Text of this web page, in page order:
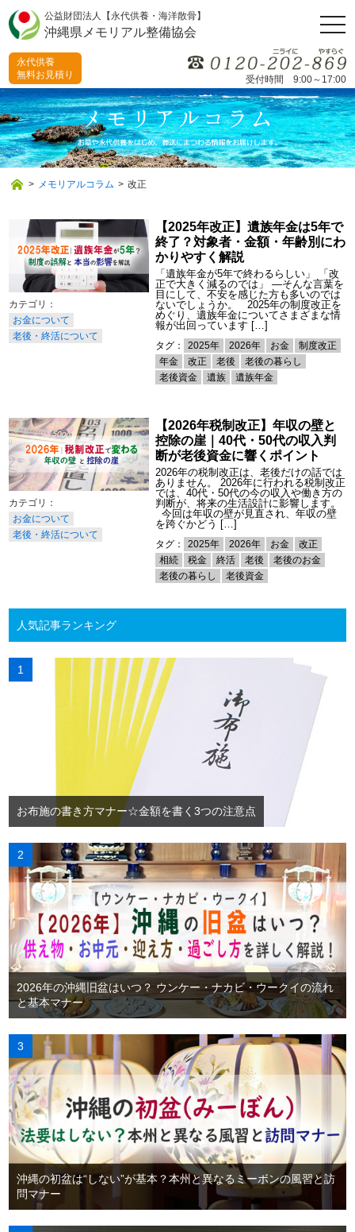
公益財団法人【永代供養・海洋散骨】
沖縄県メモリアル整備協会
受付時間 9:00～17:00
永代供養
無料お見積り
> メモリアルコラム > 改正
お金について
老後・終活について
【2025年改正】遺族年金は5年で
終了？対象者・金額・年齢別にわ
かりやすく解説
「遺族年金が5年で終わるらしい」 「改
正で大きく減るのでは」 ―そんな言葉を
目にして、不安を感じた方も多いのでは
ないでしょうか。 2025年の制度改正を
めぐり、遺族年金についてさまざまな情
報が出回っています […]
タグ： 2025年 2026年 お金
制度改正
年金
改正 老後
老後の暮らし
老後資金
遺族 遺族年金
お金について
老後・終活について
【2026年税制改正】年収の壁と
控除の崖｜40代・50代の収入判
断が老後資金に響くポイント
2026年の税制改正は、老後だけの話では
ありません。 2026年に行われる税制改正
では、40代・50代の今の収入や働き方の
判断が、将来の生活設計に影響します。
今回は年収の壁が見直され、年収の壁
を跨ぐかどう […]
タグ： 2025年 2026年 お金
改正
相続
税金 終活 老後
老後のお金
老後の暮らし
老後資金
人気記事ランキング
お布施の書き方マナー☆金額を書く3つの注意点
2026年の沖縄旧盆はいつ？ ウンケー・ナカビ・ウークイの流れ
と基本マナー
沖縄の初盆は“しない”が基本？本州と異なるミーボンの風習と訪
問マナー